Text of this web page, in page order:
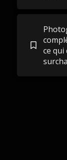
ce qui